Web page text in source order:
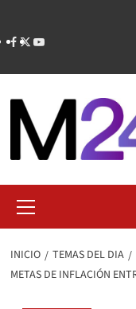
contenido
primario
INICIO TEMAS DEL DIA
METAS DE INFLACIÓN